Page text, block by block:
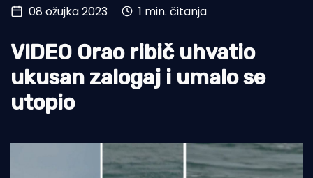
Turizam i nautika
Pomorstvo
Ribolov
Ekologija
08 ožujka 2023 1 min. čitanja
VIDEO Orao ribič uhvatio
ukusan zalogaj i umalo se
utopio